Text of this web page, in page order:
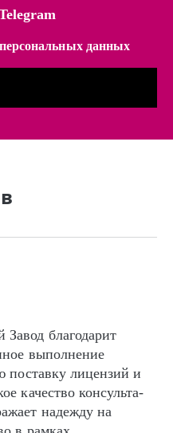
персональных данных
благодарит
выполнение
поставку лицензий и
качество кон­суль­та­
надежду на